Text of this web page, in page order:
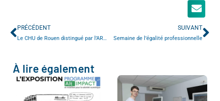
PRÉCÉDENT
Le CHU de Rouen distingué par l’ARS pour son attractivité
SUIVANT
Semaine de l’égalité professionnelle
À lire également